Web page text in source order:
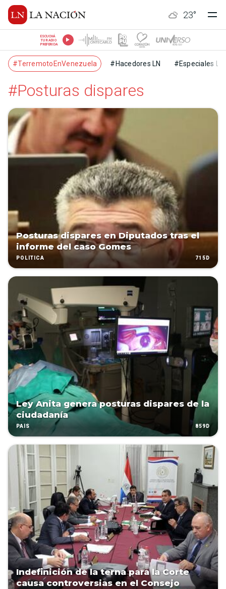
23°
ESCUCHÁ
TU RADIO
PREFERIDA
#TerremotoEnVenezuela #Hacedores LN #Especiales LN
#Posturas dispares
Posturas dispares en Diputados tras el
informe del caso Gomes
POLÍTICA 715D
Ley Anita genera posturas dispares de la
ciudadanía
PAÍS 859D
Indefinición de la terna para la Corte
causa controversias en el Consejo